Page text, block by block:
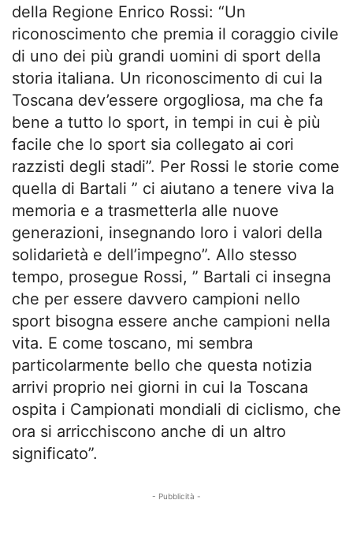
della Regione Enrico Rossi: “Un
riconoscimento che premia il coraggio civile
di uno dei più grandi uomini di sport della
storia italiana. Un riconoscimento di cui la
Toscana dev’essere orgogliosa, ma che fa
bene a tutto lo sport, in tempi in cui è più
facile che lo sport sia collegato ai cori
razzisti degli stadi”. Per Rossi le storie come
quella di Bartali ” ci aiutano a tenere viva la
memoria e a trasmetterla alle nuove
generazioni, insegnando loro i valori della
solidarietà e dell’impegno”. Allo stesso
tempo, prosegue Rossi, ” Bartali ci insegna
che per essere davvero campioni nello
sport bisogna essere anche campioni nella
vita. E come toscano, mi sembra
particolarmente bello che questa notizia
arrivi proprio nei giorni in cui la Toscana
ospita i Campionati mondiali di ciclismo, che
ora si arricchiscono anche di un altro
significato”.
- Pubblicità -